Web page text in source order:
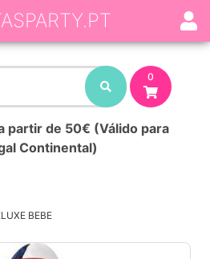
0
partir de 50€ (Válido para
Continental)
BEBE